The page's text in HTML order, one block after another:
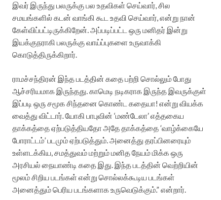
இவர் இருந்து பலருக்கு பல உதவிகள் செய்வார், சில
சமயங்களில் கடன் வாங்கி கூட உதவி செய்வார், என்று நான்
கேள்விப்பட்டிருக்கிறேன். அப்படிப்பட்ட ஒரு மனிதர் இன்று
இயக்குநராகி பலருக்கு வாய்ப்புகளை உருவாக்கி
கொடுத்திருக்கிறார்.
ராமச்சந்திரன் இந்த படத்தின் கதை பற்றி சொல்லும் போது
ஆச்சரியமாக இருந்தது. காமெடி நடிகராக இருந்த இவருக்குள்
இப்படி ஒரு சமூக சிந்தனை கொண்ட கதையா! என்று வியக்க
வைத்து விட்டார். யோகி பாபுவின் ‘மண்டேலா’ எத்தகைய
தாக்கத்தை ஏற்படுத்தியதோ அதே தாக்கத்தை ‘வாழ்க்கையே
போராட்டம்’ படமும் ஏற்படுத்தும். அனைத்து தரப்பினரையும்
உள்ளடக்கிய, சமத்துவம் மற்றும் மனித நேயம் மிக்க ஒரு
அரசியல் நையாண்டி கதை இது. இந்த படத்தின் வெற்றியின்
மூலம் சிறிய படங்கள் என்று சொல்லக்கூடிய படங்கள்
அனைத்தும் பெரிய படங்களாக உருவெடுக்கும்.” என்றார்.